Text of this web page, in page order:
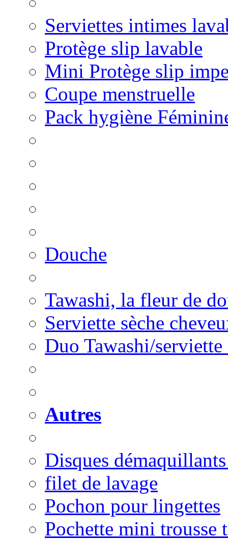
Serviettes intimes
Protège slip lavable
Mini Protège slip
Coupe menstruelle
Pack hygiène
Douche
Tawashi, la fleur de
Serviette sèche
Duo Tawashi/serviette
Autres
Disques
filet de lavage
Pochon pour lingettes
Pochette mini trousse